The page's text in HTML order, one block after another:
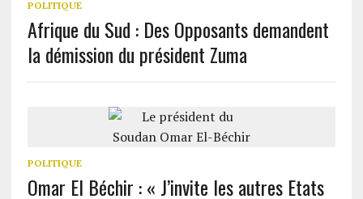
POLITIQUE
Afrique du Sud : Des Opposants demandent
la démission du président Zuma
POLITIQUE
Omar El Béchir : « J’invite les autres Etats